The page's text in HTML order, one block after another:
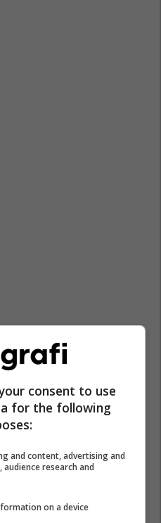
consent to use
for the following
and content, advertising and
research and
on a device